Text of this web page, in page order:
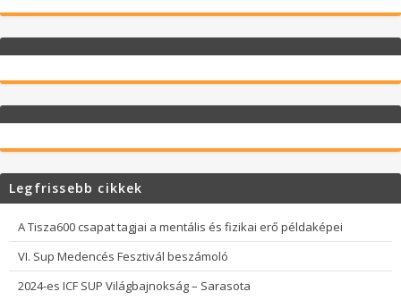
Legfrissebb cikkek
A Tisza600 csapat tagjai a mentális és fizikai erő példaképei
VI. Sup Medencés Fesztivál beszámoló
2024-es ICF SUP Világbajnokság – Sarasota